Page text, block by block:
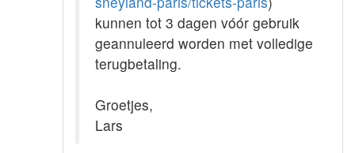
kunnen tot 3 dagen vóór gebruik
geannuleerd worden met volledige
terugbetaling.
Groetjes,
Lars